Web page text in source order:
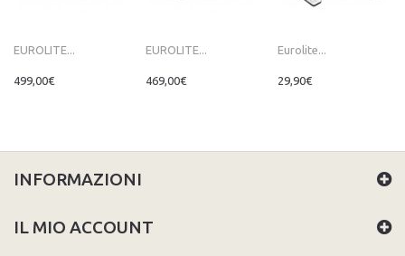
EUROLITE...
499,00€
EUROLITE...
469,00€
Eurolite...
29,90€
INFORMAZIONI
IL MIO ACCOUNT